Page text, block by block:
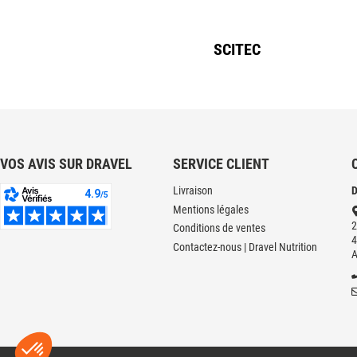
Pink Bun
1
4
Pomme 1
Vanilla Milkshake
SCITEC
VOS AVIS SUR DRAVEL SERVICE CLIENT
Livraison
Mentions légales
Conditions de ventes
Contactez-nous | Dravel Nutrition